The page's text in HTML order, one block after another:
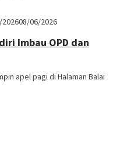
08/06/2026
Imbau OPD dan
apel pagi di Halaman Balai